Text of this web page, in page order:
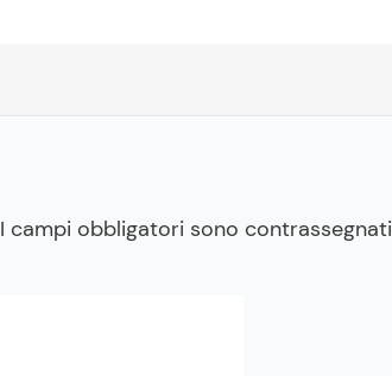
I campi obbligatori sono contrassegnati